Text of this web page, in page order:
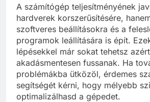
A számítógép teljesítményének
hardverek korszerűsítésére,
szoftveres beállításokra és a
programok leállítására is épít.
lépésekkel már sokat tehetsz
akadásmentesen fussanak. Ha
problémákba ütközöl, érdemes
segítségét kérni, hogy mélyebb
optimalizálhasd a gépedet.